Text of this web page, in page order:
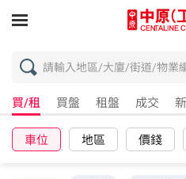
買/租 買盤 租盤 成交
車位 地區 價錢